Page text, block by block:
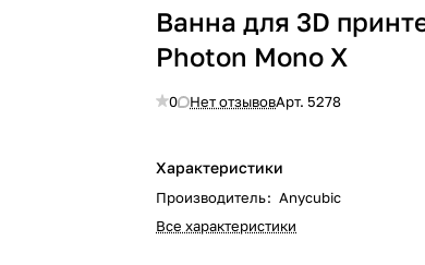
Ванна для 3D
Photon Mono X
0 Нет отзывовАрт. 5278
Характеристики
Производитель: Anycubic
Все характеристики